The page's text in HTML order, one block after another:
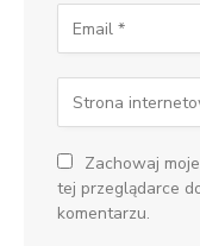
Zachowaj
tej przeglądarce
komentarzu.